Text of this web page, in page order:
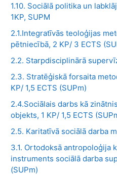
1.10. Sociālā politika un
1KP, SUPM
2.1.Integratīvās teoloģijas
pētniecībā, 2 KP/ 3 ECTS
2.2. Starpdisciplinārā
2.3. Stratēģiskā forsaita
KP/ 1,5 ECTS (SUPm)
2.4.Sociālais darbs kā
objekts, 1 KP/ 1,5 ECTS
2.5. Karitatīvā sociālā darba
3.1. Ortodoksā antropoloģija
instruments sociālā darba
(SUPm)